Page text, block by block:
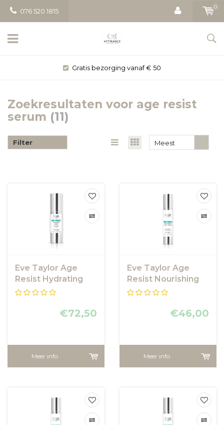
076 520 1815
0
Gratis bezorging vanaf € 50
Zoekresultaten voor age resist
serum (11)
Filter
Meest
Eve Taylor Age
Resist Hydrating
Serum
€72,50
Meer info
Eve Taylor Age
Resist Nourishing
Night Cream
€46,00
Meer info